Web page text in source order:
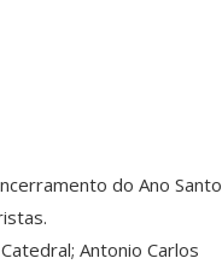
do Ano Santo
Antonio Carlos